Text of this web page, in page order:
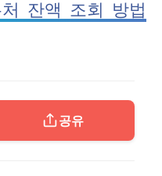
잔액 조회 방법
공유